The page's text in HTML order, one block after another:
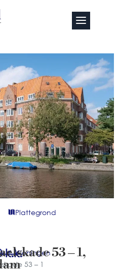
Woningen
53 – 1
53 – 1,
k.k.
Plattegrond